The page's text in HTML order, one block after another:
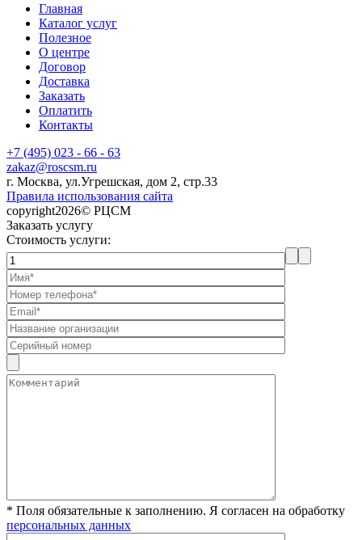
Главная
Каталог услуг
Полезное
О центре
Договор
Доставка
Заказать
Оплатить
Контакты
+7 (495) 023 - 66 - 63
zakaz@roscsm.ru
г. Москва, ул.Угрешская, дом 2, стр.33
Правила использования сайта
copyright2026© РЦСМ
Заказать услугу
Стоимость услуги:
* Поля обязательные к заполнению. Я согласен на обработку
персональных данных